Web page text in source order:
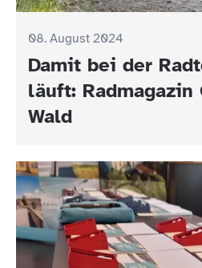
08. August 2024
Damit bei der
läuft: Radmagazin
Wald